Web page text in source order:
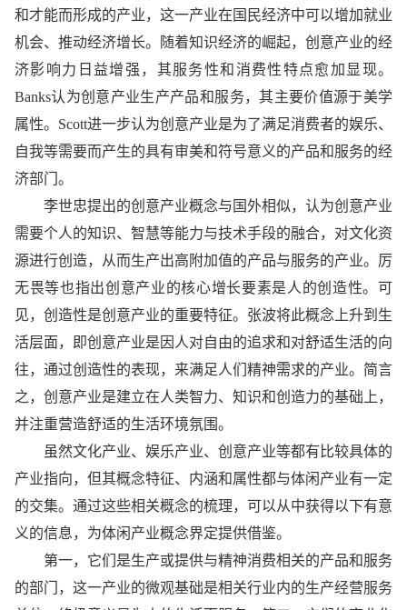
和才能而形成的产业，这一产业在国民经济中可以增加就业
机会、推动经济增长。随着知识经济的崛起，创意产业的经
济影响力日益增强，其服务性和消费性特点愈加显现。
Banks认为创意产业生产产品和服务，其主要价值源于美学
属性。Scott进一步认为创意产业是为了满足消费者的娱乐、
自我等需要而产生的具有审美和符号意义的产品和服务的经
济部门。
李世忠提出的创意产业概念与国外相似，认为创意产业
需要个人的知识、智慧等能力与技术手段的融合，对文化资
源进行创造，从而生产出高附加值的产品与服务的产业。厉
无畏等也指出创意产业的核心增长要素是人的创造性。可
见，创造性是创意产业的重要特征。张波将此概念上升到生
活层面，即创意产业是因人对自由的追求和对舒适生活的向
往，通过创造性的表现，来满足人们 精神需求的产业。简言
之，创意产业是建立在人类智力、知识和创造力的基础上，
并注重营造舒适的生活环境氛围。
虽然文化产业、娱乐产业、创意产业等都有比较具体的
产业指向，但其概念特征、内涵和属性都与体闲产业有一定
的交集。通过这些相关概念的梳理，可以从中获得以下有意
义的信息，为体闲产业概念界定提供借鉴。
第一，它们是生产或提供与精神消费相关的产品和服务
的部门，这一产业的微观基础是相关行业内的生产经营服务